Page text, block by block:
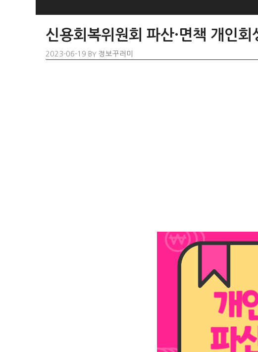
신용회복위원회 파산·면책 개인
2023-06-19 BY 정보꾸러미